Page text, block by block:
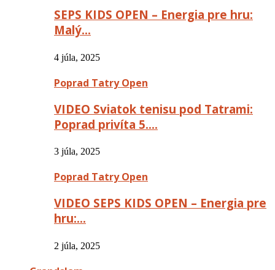
SEPS KIDS OPEN – Energia pre hru:
Malý…
4 júla, 2025
Poprad Tatry Open
VIDEO Sviatok tenisu pod Tatrami:
Poprad privíta 5….
3 júla, 2025
Poprad Tatry Open
VIDEO SEPS KIDS OPEN – Energia pre
hru:…
2 júla, 2025